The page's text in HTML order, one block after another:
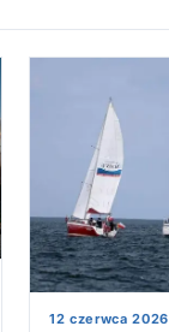
12 czerwca 2026